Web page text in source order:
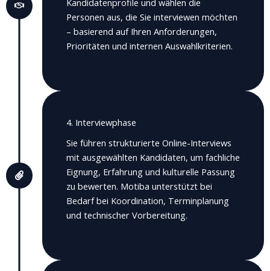
Personen aus, die Sie interviewen möchten
– basierend auf Ihren Anforderungen,
Prioritäten und internen Auswahlkriterien.
4. Interviewphase
Sie führen strukturierte Online-Interviews
mit ausgewählten Kandidaten, um fachliche
Eignung, Erfahrung und kulturelle Passung
zu bewerten. Motiba unterstützt bei
Bedarf bei Koordination, Terminplanung
und technischer Vorbereitung.